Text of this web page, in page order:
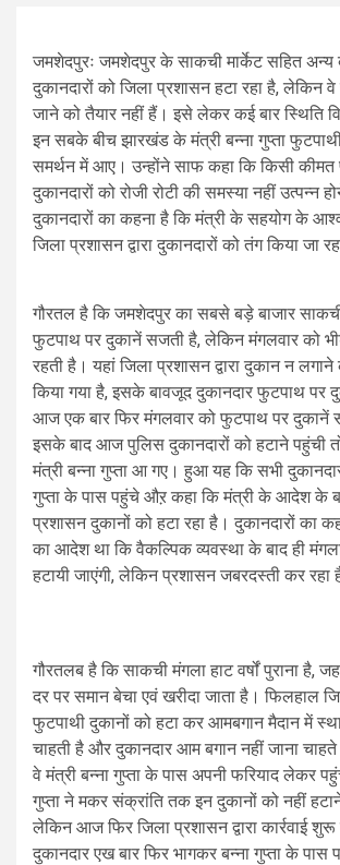
जमशेदपुरः जमशेदपुर के साकची मार्केट सहित अन्य
दुकानदारों को जिला प्रशासन हटा रहा है, लेकिन
जाने को तैयार नहीं हैं। इसे लेकर कई बार स्थिति
इन सबके बीच झारखंड के मंत्री बन्ना गुप्ता
समर्थन में आए। उन्होंने साफ कहा कि किसी कीमत
दुकानदारों को रोजी रोटी की समस्या नहीं उत्पन्न
दुकानदारों का कहना है कि मंत्री के सहयोग के
जिला प्रशासन द्वारा दुकानदारों को तंग किया जा
गौरतल है कि जमशेदपुर का सबसे बड़े बाजार
फुटपाथ पर दुकानें सजती है, लेकिन मंगलवार को
रहती है। यहां जिला प्रशासन द्वारा दुकान न
किया गया है, इसके बावजूद दुकानदार फुटपाथ पर
आज एक बार फिर मंगलवार को फुटपाथ पर दुकानें
इसके बाद आज पुलिस दुकानदारों को हटाने पहुंची
मंत्री बन्ना गुप्ता आ गए। हुआ यह कि सभी
गुप्ता के पास पहुंचे औऱ कहा कि मंत्री के आदेश के
प्रशासन दुकानों को हटा रहा है। दुकानदारों का
का आदेश था कि वैकल्पिक व्यवस्था के बाद ही
हटायी जाएंगी, लेकिन प्रशासन जबरदस्ती कर रहा
गौरतलब है कि साकची मंगला हाट वर्षों पुराना है,
दर पर समान बेचा एवं खरीदा जाता है। फिलहाल
फुटपाथी दुकानों को हटा कर आमबगान मैदान में
चाहती है और दुकानदार आम बगान नहीं जाना
वे मंत्री बन्ना गुप्ता के पास अपनी फरियाद लेकर
गुप्ता ने मकर संक्रांति तक इन दुकानों को नहीं
लेकिन आज फिर जिला प्रशासन द्वारा कार्रवाई शुरू
दुकानदार एख बार फिर भागकर बन्ना गुप्ता के पास